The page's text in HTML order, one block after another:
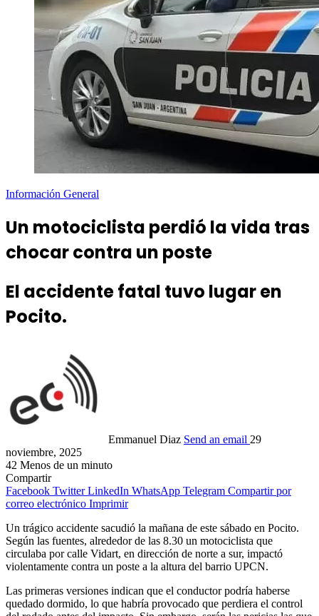
Información General
Un motociclista perdió la vida tras
chocar contra un poste
El accidente fatal tuvo lugar en
Pocito.
Emmanuel Diaz Send an email 29
noviembre, 2025
42 Menos de un minuto
Compartir
Facebook Twitter LinkedIn WhatsApp Telegram Compartir por
correo electrónico Imprimir
Un trágico accidente sacudió la mañana de este sábado en Pocito.
Según las fuentes, alrededor de las 8.30 un motociclista que
circulaba por calle Vidart, en dirección de norte a sur, impactó
violentamente contra un poste a la altura del barrio UPCN.
Las primeras versiones indican que el conductor podría haberse
quedado dormido, lo que habría provocado que perdiera el control